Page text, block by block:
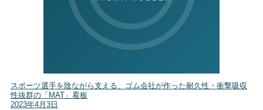
スポーツ選手を陰ながら支える、ゴム会社が作った耐久性・衝撃吸収
性抜群の「MAT」看板
2023年4月3日